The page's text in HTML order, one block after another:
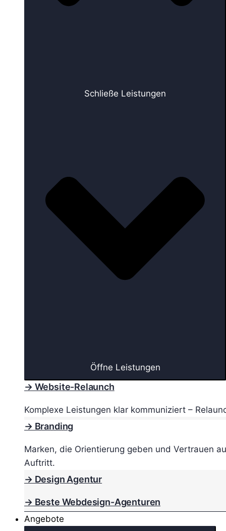
Schließe Leistungen
Öffne Leistungen
→ Website-Relaunch
Komplexe Leistungen klar kommuniziert –
→ Branding
Marken, die Orientierung geben und Vertrauen
Auftritt.
→ Design Agentur
→ Beste Webdesign-Agenturen
Angebote